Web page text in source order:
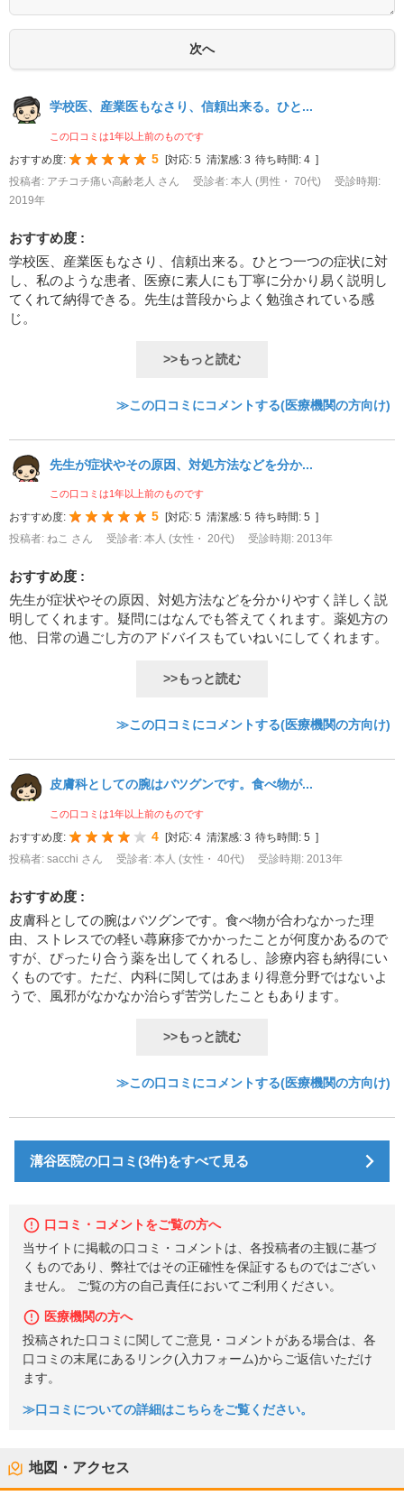
学校医、産業医もなさり、信頼出来る。ひと...
この口コミは1年以上前のものです
おすすめ度: 5 [対応: 5 清潔感: 3 待ち時間: 4 ]
投稿者: アチコチ痛い高齢老人 さん
受診者: 本人 (男性・ 70代)
受診時期:
2019年
おすすめ度 :
学校医、産業医もなさり、信頼出来る。ひとつ一つの症状に対
し、私のような患者、医療に素人にも丁寧に分かり易く説明し
てくれて納得できる。先生は普段からよく勉強されている感
じ。
>>もっと読む
≫この口コミにコメントする(医療機関の方向け)
先生が症状やその原因、対処方法などを分か...
この口コミは1年以上前のものです
おすすめ度: 5 対応: 5 清潔感: 5 待ち時間: 5
投稿者: ねこ さん
受診者: 本人 (女性・ 20代) 受診時期: 2013年
おすすめ度 :
先生が症状やその原因、対処方法などを分かりやすく詳しく説
明してくれます。疑問にはなんでも答えてくれます。薬処方の
他、日常の過ごし方のアドバイスもていねいにしてくれます。
>>もっと読む
≫この口コミにコメントする(医療機関の方向け)
皮膚科としての腕はバツグンです。食べ物が...
この口コミは1年以上前のものです
おすすめ度: 4 [対応: 4 清潔感: 3 待ち時間: 5 ]
投稿者: sacchi さん
受診者: 本人 (女性・ 40代) 受診時期: 2013年
おすすめ度 :
皮膚科としての腕はバツグンです。食べ物が合わなかった理
由、ストレスでの軽い蕁麻疹でかかったことが何度かあるので
すが、ぴったり合う薬を出してくれるし、診療内容も納得にい
くものです。ただ、内科に関してはあまり得意分野ではないよ
うで、風邪がなかなか治らず苦労したこともあります。
>>もっと読む
≫この口コミにコメントする(医療機関の方向け)
溝谷医院の口コミ(3件)をすべて見る
口コミ・コメントをご覧の方へ
当サイトに掲載の口コミ・コメントは、各投稿者の主観に基づ
くものであり、弊社ではその正確性を保証するものではござい
ません。 ご覧の方の自己責任においてご利用ください。
医療機関の方へ
投稿された口コミに関してご意見・コメントがある場合は、各
口コミの末尾にあるリンク(入力フォーム)からご返信いただけ
ます。
≫口コミについての詳細はこちらをご覧ください。
地図・アクセス